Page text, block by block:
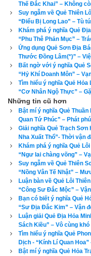
Xem bói sim
Số điện thoại
Ngày sinh(DL)
Giờ sinh
Giới tính
4. Ứng dụng quẻ
doanh
Ứng dụng Quẻ Thuần
đường tài lộc không
khăn, khủng hoảng.
nên chú ý việc, sự liên
“Của mất coi như
Đức tin mất là mất tất
Thế Đắc Khai” – Không
Suy ngẫm về Quẻ Thiên
“Điểu Bị Long Lao” – Tù
Khám phá ý nghĩa Quẻ
“Phu Thê Phản Mục” –
Ứng dụng Quẻ Sơn Địa
Thước Đồng Lâm(*)” –
Bất ngờ với ý nghĩa Quẻ
“Hỷ Khí Doanh Môn” –
Tìm hiểu ý nghĩa Quẻ Hỏa
“Cơ Nhân Ngộ Thực” –
Những tin cũ hơn
Bật mí ý nghĩa Quẻ
Quan Tứ Phúc” – Phát
Giải nghĩa Quẻ Trạch Sơn
Nha Xuất Thổ”- Thời vận
Khám phá ý nghĩa Quẻ
“Ngư lai chàng võng” –
Suy ngẫm về Quẻ Thiên
“Nồng Vân Tế Nhật” –
Luận bàn về Quẻ Lôi
“Công Sư Đắc Mộc” –
Bạn có biết ý nghĩa Quẻ
“Sư Địa Đắc Kim” – Vận
Luận giải Quẻ Địa Hỏa
Sách Kiều” – Vô cùng
Tìm hiểu ý nghĩa Quẻ
Dịch - “Kính Lí Quan
Bật mí ý nghĩa Quẻ Hỏa